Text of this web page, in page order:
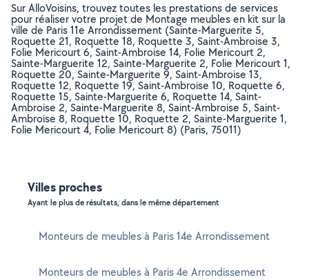
Sur AlloVoisins, trouvez toutes les prestations de services
pour réaliser votre projet de Montage meubles en kit sur la
ville de Paris 11e Arrondissement (Sainte-Marguerite 5,
Roquette 21, Roquette 18, Roquette 3, Saint-Ambroise 3,
Folie Mericourt 6, Saint-Ambroise 14, Folie Mericourt 2,
Sainte-Marguerite 12, Sainte-Marguerite 2, Folie Mericourt 1,
Roquette 20, Sainte-Marguerite 9, Saint-Ambroise 13,
Roquette 12, Roquette 19, Saint-Ambroise 10, Roquette 6,
Roquette 15, Sainte-Marguerite 6, Roquette 14, Saint-
Ambroise 2, Sainte-Marguerite 8, Saint-Ambroise 5, Saint-
Ambroise 8, Roquette 10, Roquette 2, Sainte-Marguerite 1,
Folie Mericourt 4, Folie Mericourt 8) (Paris, 75011)
Villes proches
Ayant le plus de résultats, dans le même département
Monteurs de meubles à Paris 14e Arrondissement
Monteurs de meubles à Paris 4e Arrondissement